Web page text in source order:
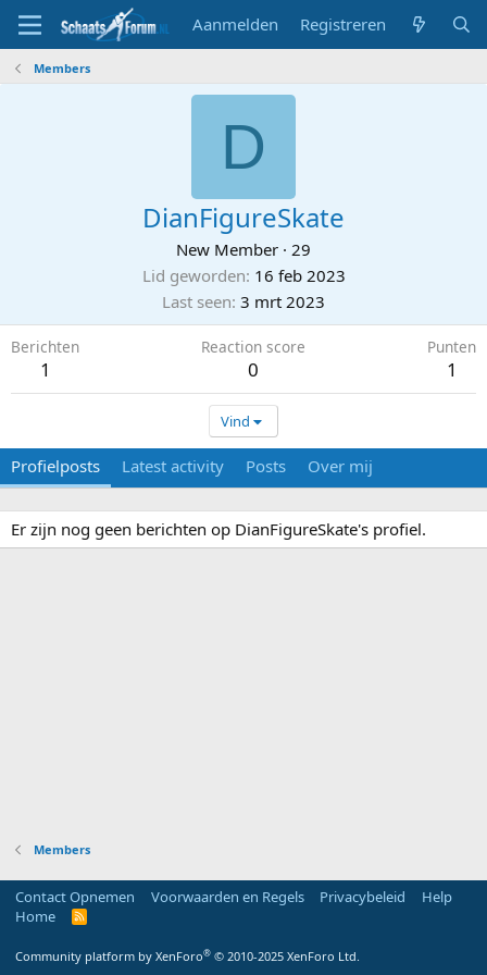
Aanmelden Registreren
Members
D
DianFigureSkate
New Member · 29
Lid geworden 16 feb 2023
Last seen 3 mrt 2023
Berichten
1
Reaction score
0
Punten
1
Vind
Profielposts Latest activity Posts Over mij
Er zijn nog geen berichten op DianFigureSkate's profiel.
Members
Contact Opnemen Voorwaarden en Regels Privacybeleid
Help
Home
R
Community platform by XenForo® © 2010-2025 XenForo Ltd.